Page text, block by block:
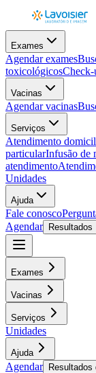
Exames
Agendar exames
toxicológicosCheck-
Vacinas
Agendar vacinas
Serviços
Atendimento
particularInfusão de
atendimento
Unidades
Ajuda
Fale conosco
Agendar
Resultados
Exames
Vacinas
Serviços
Unidades
Ajuda
Agendar Resultados